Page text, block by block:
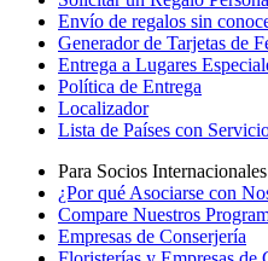
Envío de regalos sin
Generador de Tarjetas de
Entrega a Lugares
Política de Entrega
Localizador
Lista de Países con
Para Socios Internacionales
¿Por qué Asociarse con
Compare Nuestros
Empresas de Conserjería